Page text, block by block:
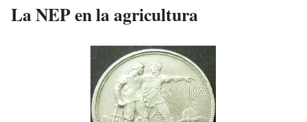
La NEP en la agricultura